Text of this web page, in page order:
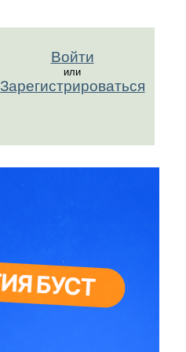
Войти
или
Зарегистрироваться